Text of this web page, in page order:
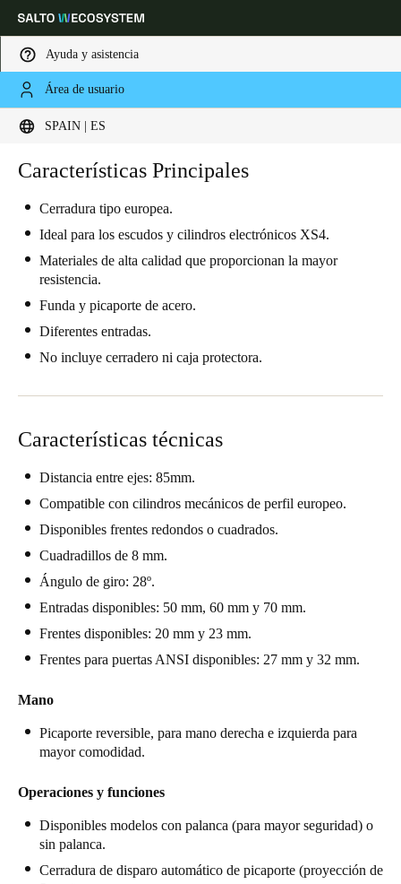
Ayuda y asistencia
Área de usuario
SPAIN | ES
Elija su ubicación y configuración de idioma
Global Europe North America
Spain| Español
Germany
Deutsch
Switzerland
English
English
France
Français
Spain
Portugal
Português
Características Principales
Cerradura tipo europea.
Ideal para los escudos y cilindros electrónicos XS4.
Materiales de alta calidad que proporcionan la mayor
resistencia.
Funda y picaporte de acero.
Diferentes entradas.
No incluye cerradero ni caja protectora.
Características técnicas
Distancia entre ejes: 85mm.
Compatible con cilindros mecánicos de perfil europeo.
Disponibles frentes redondos o cuadrados.
Cuadradillos de 8 mm.
Ángulo de giro: 28º.
Entradas disponibles: 50 mm, 60 mm y 70 mm.
Frentes disponibles: 20 mm y 23 mm.
Frentes para puertas ANSI disponibles: 27 mm y 32 mm.
Mano
Picaporte reversible, para mano derecha e izquierda para
mayor comodidad.
Operaciones y funciones
Disponibles modelos con palanca (para mayor seguridad) o
sin palanca.
Cerradura de disparo automático de picaporte (proyección de